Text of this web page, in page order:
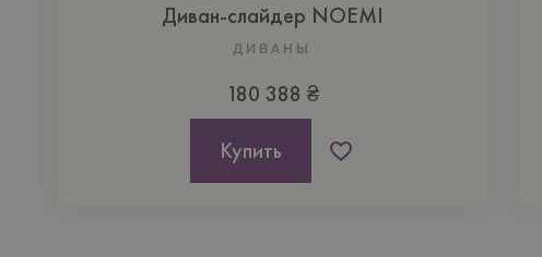
Диван-слайдер NOEMI
ДИВАНЫ
180 388 ₴
Купить